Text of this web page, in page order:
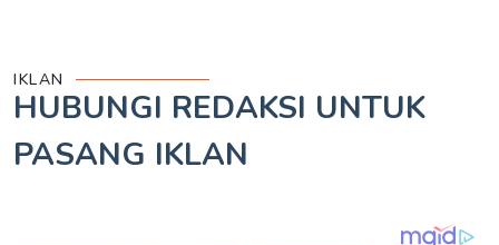
IKLAN
HUBUNGI REDAKSI UNTUK
PASANG IKLAN